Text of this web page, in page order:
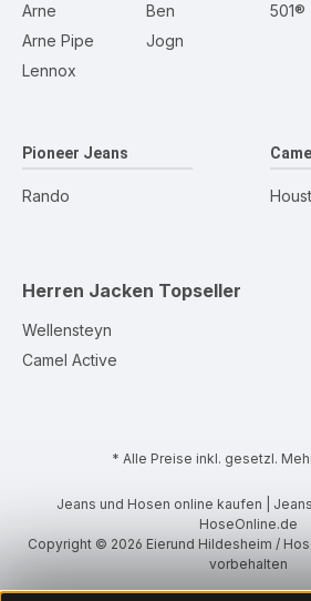
Arne
Arne Pipe
Lennox
Ben
Jogn
501®
Pioneer Jeans
Rando
Herren Jacken Topseller
Wellensteyn
Camel Active
* Alle Preise inkl. gesetzl.
Jeans und Hosen online kaufen |
HoseOnline.de
Copyright © 2026 Eierund Hildesheim /
vorbehalten